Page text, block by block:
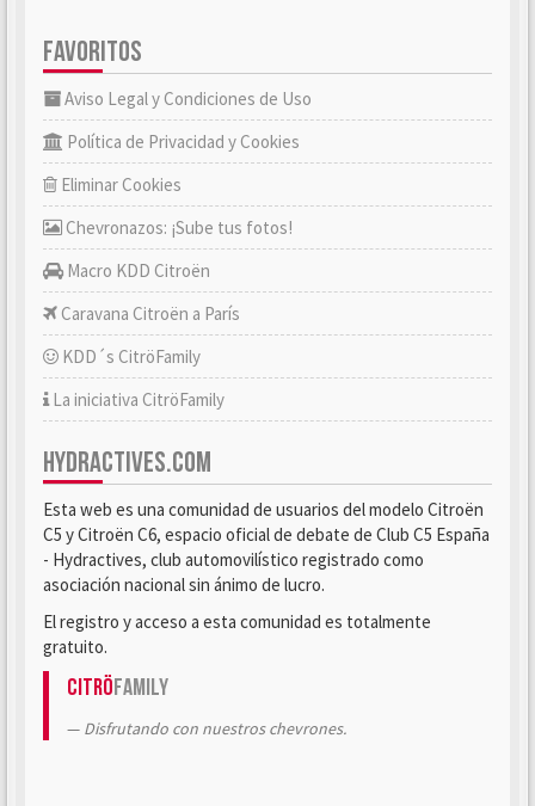
FAVORITOS
Aviso Legal y Condiciones de Uso
Política de Privacidad y Cookies
Eliminar Cookies
Chevronazos: ¡Sube tus fotos!
Macro KDD Citroën
Caravana Citroën a París
KDD´s CitröFamily
La iniciativa CitröFamily
HYDRACTIVES.COM
Esta web es una comunidad de usuarios del modelo Citroën
C5 y Citroën C6, espacio oficial de debate de Club C5 España
- Hydractives, club automovilístico registrado como
asociación nacional sin ánimo de lucro.
El registro y acceso a esta comunidad es totalmente
gratuito.
CitröFamily
Disfrutando con nuestros chevrones.